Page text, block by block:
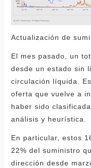
Actualización de
El mes pasado, un
desde un estado sin
circulación líquida.
oferta que vuelve a
haber sido
análisis y heurística.
En particular, estos
22% del suministro
dirección desde